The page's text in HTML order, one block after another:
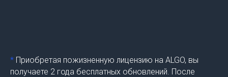
* Приобретая пожизненную лицензию на ALGO, вы
получаете 2 года бесплатных обновлений. После